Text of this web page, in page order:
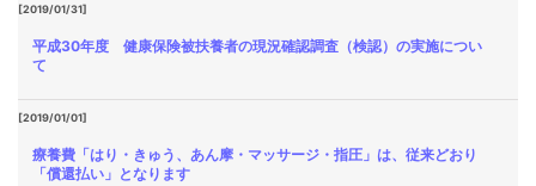
[2019/01/31]
平成30年度 健康保険被扶養者の現況確認調査（検認）の実施につい
て
[2019/01/01]
療養費「はり・きゅう、あん摩・マッサージ・指圧」は、従来どおり
「償還払い」となります